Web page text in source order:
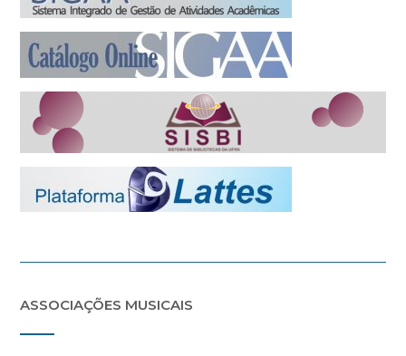
ASSOCIAÇÕES MUSICAIS